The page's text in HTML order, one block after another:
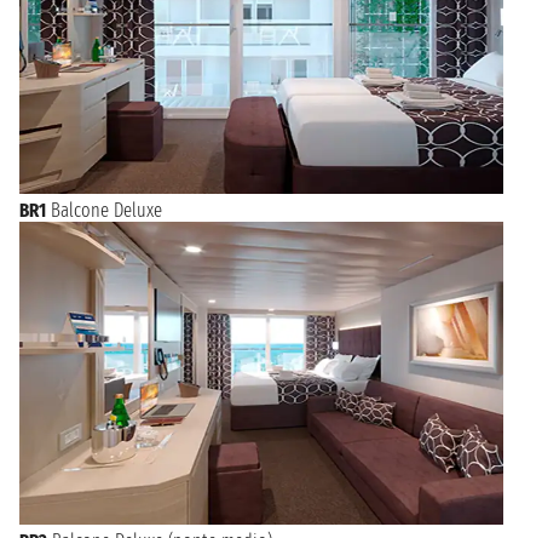
BR1 Balcone Deluxe